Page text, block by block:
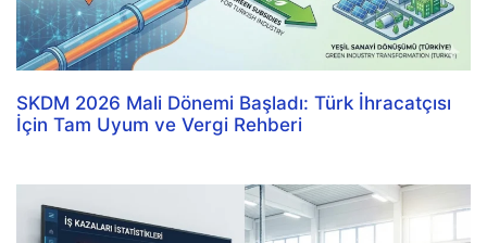
SKDM 2026 Mali Dönemi Başladı: Türk İhracatçısı
İçin Tam Uyum ve Vergi Rehberi